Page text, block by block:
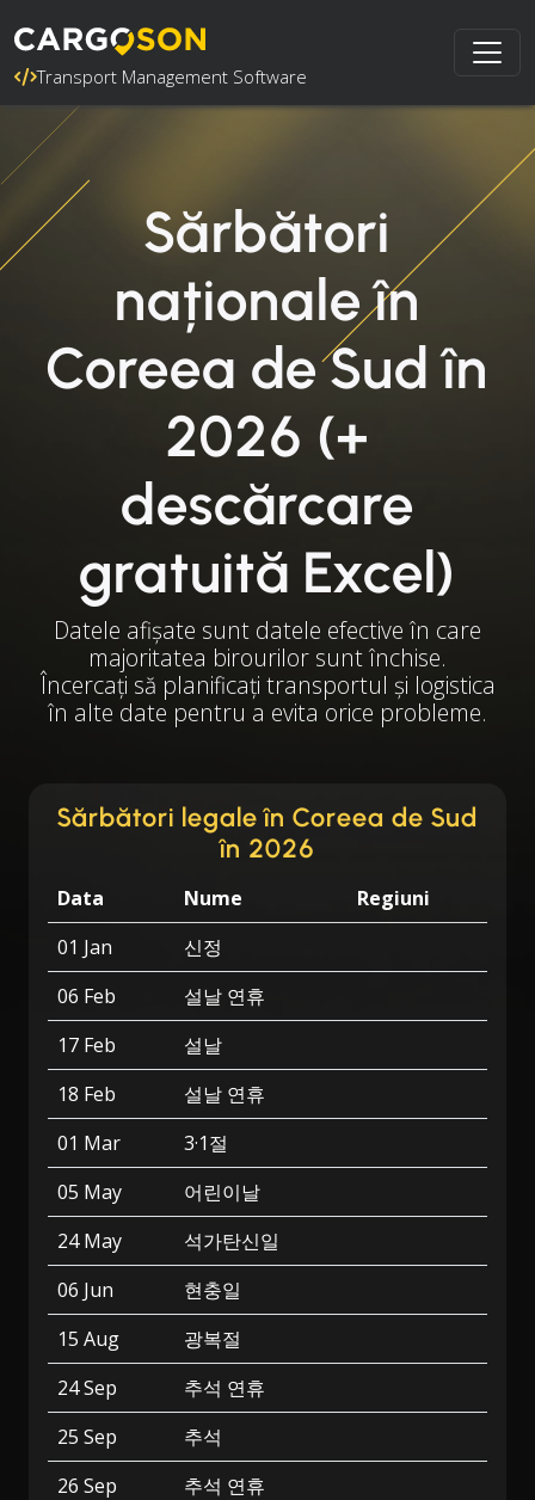
Transport Management Software
Sărbători
naționale în
Coreea de Sud în
2026 (+
descărcare
gratuită Excel)
Datele afișate sunt datele efective în care
majoritatea birourilor sunt închise.
Încercați să planificați transportul și logistica
în alte date pentru a evita orice probleme.
Sărbători legale în Coreea de Sud
în 2026
Data Nume
Regiuni
01 Jan
신정
06 Feb
설날 연휴
17 Feb
설날
18 Feb
설날 연휴
01 Mar
3·1절
05 May
어린이날
24 May
석가탄신일
06 Jun
현충일
15 Aug
광복절
24 Sep
추석 연휴
25 Sep
추석
26 Sep
추석 연휴